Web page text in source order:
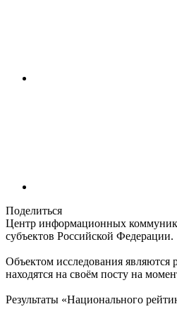
Поделиться
Центр информационных
субъектов Российской Федерации.
Объектом исследования являются
находятся на своём посту на
Результаты «Национального